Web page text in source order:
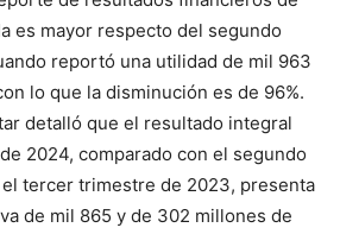
es mayor respecto del segundo
reportó una utilidad de mil 963
lo que la disminución es de 96%.
detalló que el resultado integral
2024, comparado con el segundo
tercer trimestre de 2023, presenta
de mil 865 y de 302 millones de